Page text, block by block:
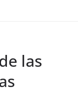
las